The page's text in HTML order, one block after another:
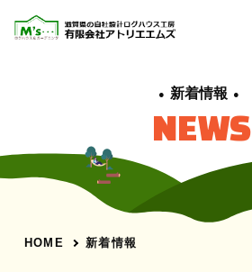
新着情報
NEWS
HOME 新着情報